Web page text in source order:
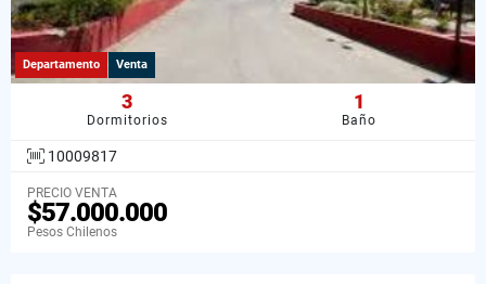
Departamento Venta
3
Dormitorios
1
Baño
10009817
PRECIO VENTA
$57.000.000
Pesos Chilenos